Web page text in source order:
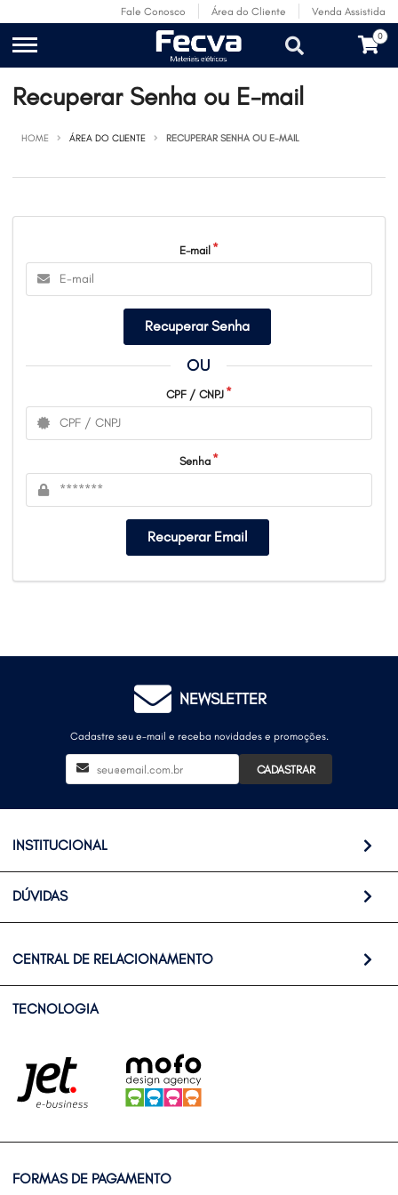
Fale Conosco Área do Cliente Venda Assistida
0
Recuperar Senha ou E-mail
HOME ÁREA DO CLIENTE RECUPERAR SENHA OU E-MAIL
E-mail
Recuperar Senha
OU
CPF / CNPJ
Senha
Recuperar Email
NEWSLETTER
Cadastre seu e-mail e receba novidades e promoções.
CADASTRAR
INSTITUCIONAL
DÚVIDAS
CENTRAL DE RELACIONAMENTO
TECNOLOGIA
FORMAS DE PAGAMENTO